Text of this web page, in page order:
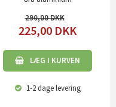
290,00
225,00 DKK
LÆG I KURVEN
1-2 dagelevering